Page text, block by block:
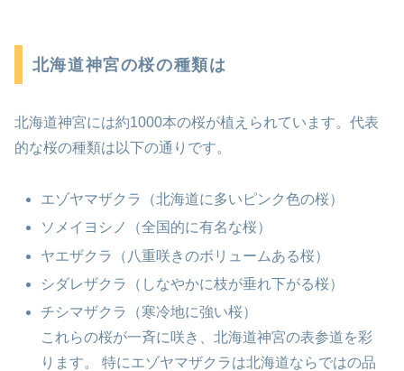
北海道神宮の桜の種類は
北海道神宮には約1000本の桜が植えられています。代表
的な桜の種類は以下の通りです。
エゾヤマザクラ（北海道に多いピンク色の桜）
ソメイヨシノ（全国的に有名な桜）
ヤエザクラ（八重咲きのボリュームある桜）
シダレザクラ（しなやかに枝が垂れ下がる桜）
チシマザクラ（寒冷地に強い桜）
これらの桜が一斉に咲き、北海道神宮の表参道を彩
ります。 特にエゾヤマザクラは北海道ならではの品